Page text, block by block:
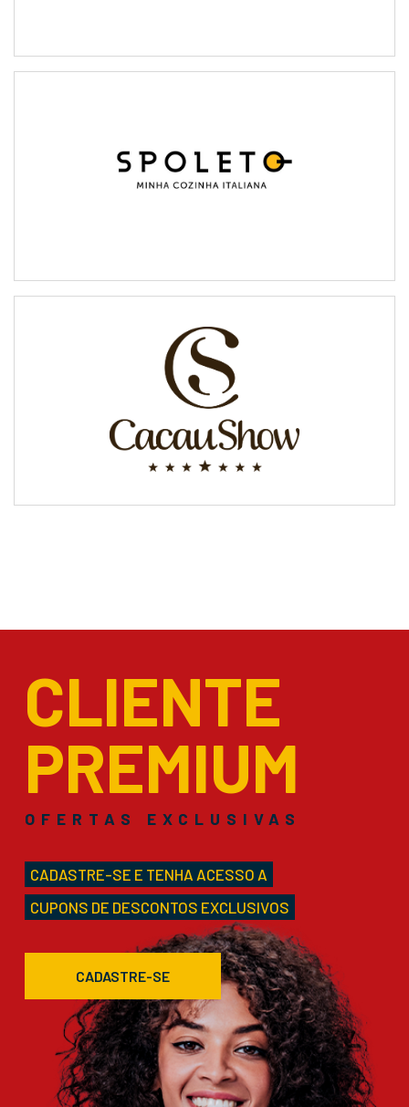
CLIENTE
PREMIUM
OFERTAS EXCLUSIVAS
CADASTRE-SE E TENHA ACESSO A
CUPONS DE DESCONTOS EXCLUSIVOS
CADASTRE-SE